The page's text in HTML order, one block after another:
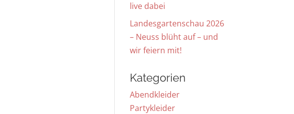
live dabei
Landesgartenschau 2026
– Neuss blüht auf – und
wir feiern mit!
Kategorien
Abendkleider
Partykleider